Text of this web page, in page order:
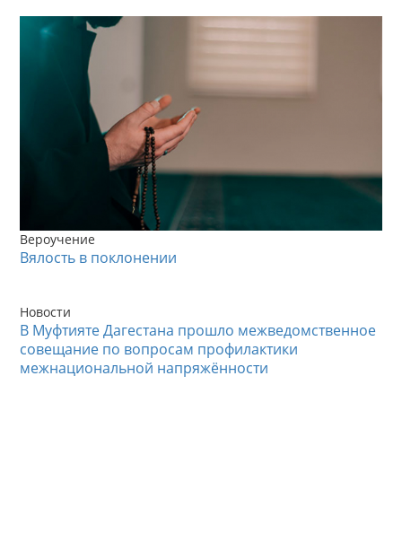
Вероучение
Вялость в поклонении
Новости
В Муфтияте Дагестана прошло межведомственное
совещание по вопросам профилактики
межнациональной напряжённости